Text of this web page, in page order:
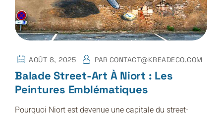
AOÛT 8, 2025 PAR CONTACT@KREADECO.COM
Balade Street-Art À Niort : Les
Peintures Emblématiques
Pourquoi Niort est devenue une capitale du street-